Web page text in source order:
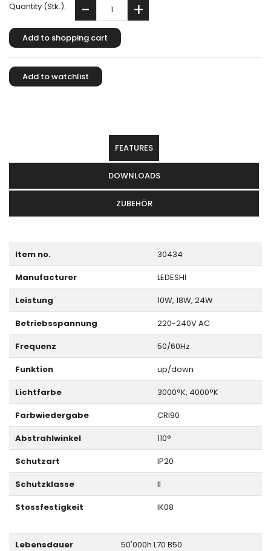
Quantity (Stk.):
FEATURES
DOWNLOADS
ZUBEHÖR
Item no.
30434
Manufacturer
LEDESHI
Leistung
10W, 18W, 24W
Betriebsspannung
220-240V AC
Frequenz
50/60Hz
Funktion
up/down
Lichtfarbe
3000°K, 4000°K
Farbwiedergabe
CRI90
Abstrahlwinkel
110°
Schutzart
IP20
Schutzklasse
II
Stossfestigkeit
IK08
Lebensdauer
50'000h L70 B50